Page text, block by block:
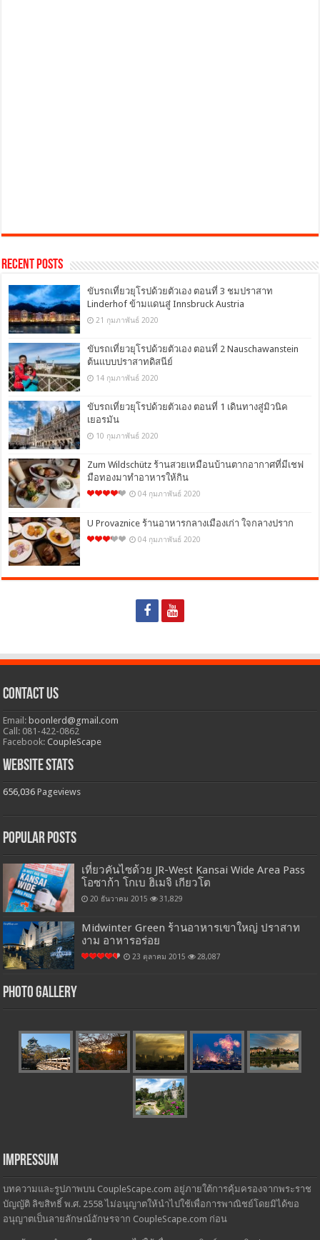
Recent Posts
ขับรถเที่ยวยุโรปด้วยตัวเอง ตอนที่ 3 ชมปราสาท
Linderhof ข้ามแดนสู่ Innsbruck Austria
21 กุมภาพันธ์ 2020
ขับรถเที่ยวยุโรปด้วยตัวเอง ตอนที่ 2 Nauschawanstein
ต้นแบบปราสาทดิสนีย์
14 กุมภาพันธ์ 2020
ขับรถเที่ยวยุโรปด้วยตัวเอง ตอนที่ 1 เดินทางสู่มิวนิค
เยอรมัน
10 กุมภาพันธ์ 2020
Zum Wildschütz ร้านสวยเหมือนบ้านตากอากาศที่มีเชฟ
มือทองมาทำอาหารให้กิน
04 กุมภาพันธ์ 2020
U Provaznice ร้านอาหารกลางเมืองเก่า ใจกลางปราก
04 กุมภาพันธ์ 2020
Contact Us
Email: boonlerd@gmail.com
Call: 081-422-0862
Facebook:CoupleScape
Website Stats
656,036 Pageviews
Popular Posts
เที่ยวคันไซด้วย JR-West Kansai Wide Area Pass
โอซาก้า โกเบ ฮิเมจิ เกียวโต
20 ธันวาคม 2015 31,829
Midwinter Green ร้านอาหารเขาใหญ่ ปราสาท
งาม อาหารอร่อย
23 ตุลาคม 2015 28,087
Photo Gallery
Impressum
บทความและรูปภาพบน CoupleScape.com อยู่ภายใต้การคุ้มครองจากพระราช
บัญญัติ ลิขสิทธิ์ พ.ศ. 2558 ไม่อนุญาตให้นำไปใช้เพื่อการพาณิชย์โดยมิได้ขอ
อนุญาตเป็นลายลักษณ์อักษรจาก CoupleScape.com ก่อน